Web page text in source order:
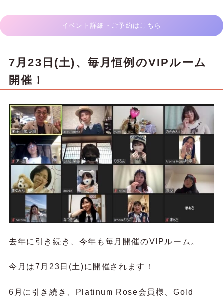
イベント詳細・ご予約はこちら
7月23日(土) 、毎月恒例のVIPルーム
開催！
去年に引き続き、今年も毎月開催のVIPルーム 。
今月は7月23日(土)に開催されます！
6月に引き続き、Platinum Rose会員様、Gold